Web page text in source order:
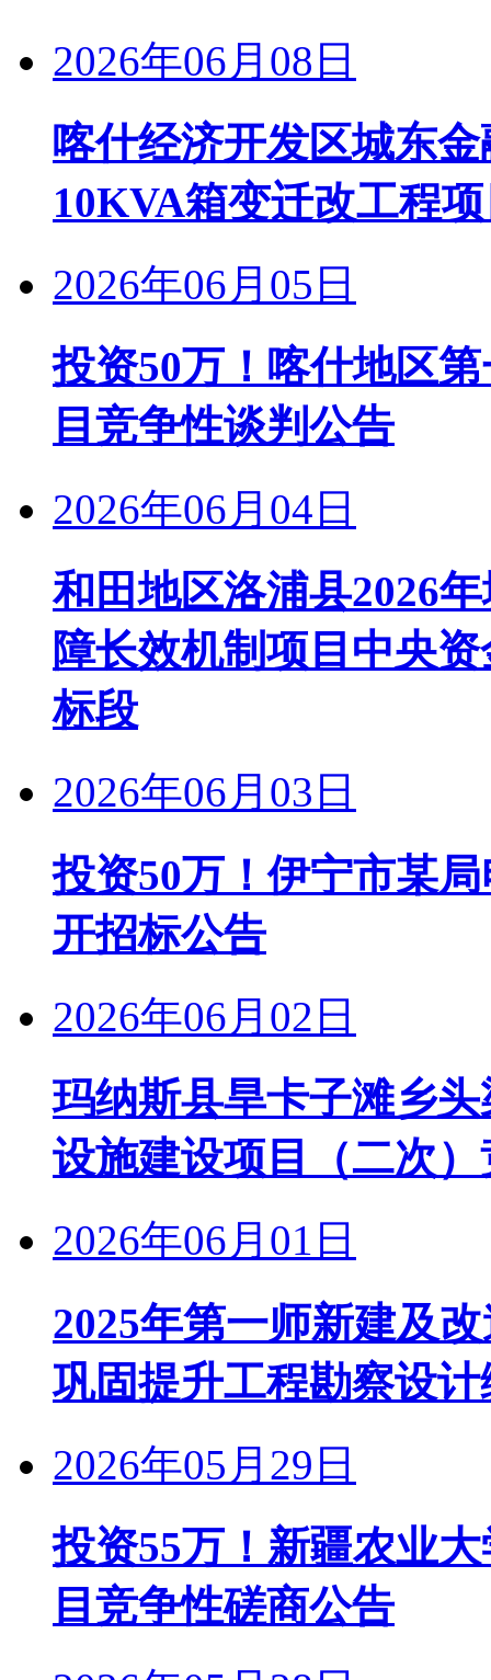
2026年06月08日
喀什经济开发区城东
10KVA箱变迁改工程
2026年06月05日
投资50万！喀什地区
目竞争性谈判公告
2026年06月04日
和田地区洛浦县2026
障长效机制项目中央
标段
2026年06月03日
投资50万！伊宁市某
开招标公告
2026年06月02日
玛纳斯县旱卡子滩乡
设施建设项目（二次
2026年06月01日
2025年第一师新建及
巩固提升工程勘察设
2026年05月29日
投资55万！新疆农业
目竞争性磋商公告